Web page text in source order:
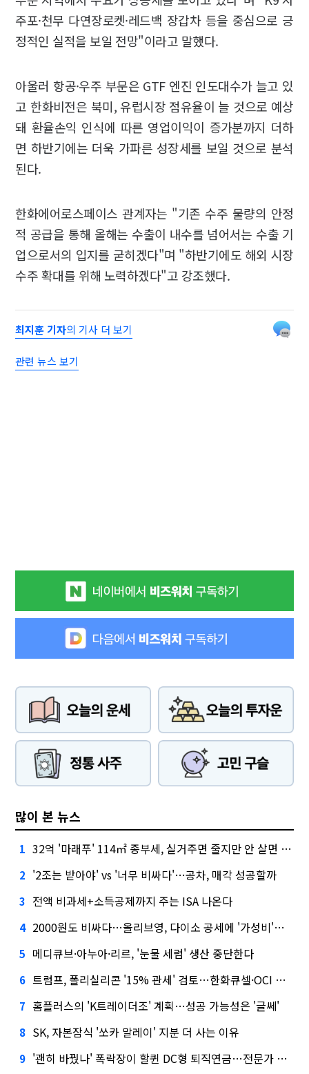
주포·천무 다연장로켓·레드백 장갑차 등을 중심으로 긍
정적인 실적을 보일 전망"이라고 말했다.
아울러 항공·우주 부문은 GTF 엔진 인도대수가 늘고 있
고 한화비전은 북미, 유럽시장 점유율이 늘 것으로 예상
돼 환율손익 인식에 따른 영업이익이 증가분까지 더하
면 하반기에는 더욱 가파른 성장세를 보일 것으로 분석
된다.
한화에어로스페이스 관계자는 "기존 수주 물량의 안정
적 공급을 통해 올해는 수출이 내수를 넘어서는 수출 기
업으로서의 입지를 굳히겠다"며 "하반기에도 해외 시장
수주 확대를 위해 노력하겠다"고 강조했다.
최지훈 기자의 기사 더 보기
관련 뉴스 보기
많이 본 뉴스
1 32억 '마래푸' 114㎡ 종부세, 실거주면 줄지만 안 살면 2.5배
2 '2조는 받아야' vs '너무 비싸다'…공차, 매각 성공할까
3 전액 비과세+소득공제까지 주는 ISA 나온다
4 2000원도 비싸다…올리브영, 다이소 공세에 '가성비'로 맞불
5 메디큐브·아누아·리르, '눈물 세럼' 생산 중단한다
6 트럼프, 폴리실리콘 '15% 관세' 검토…한화큐셀·OCI 영향은?
7 홈플러스의 'K트레이더조' 계획…성공 가능성은 '글쎄'
8 SK, 자본잠식 '쏘카 말레이' 지분 더 사는 이유
9 '괜히 바꿨나' 폭락장이 할퀸 DC형 퇴직연금…전문가 조언은